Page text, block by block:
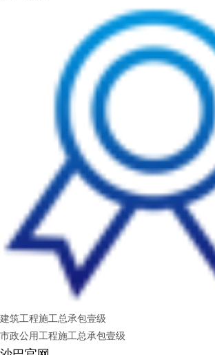
建筑工程施工总承包壹级
市政公用工程施工总承包壹级